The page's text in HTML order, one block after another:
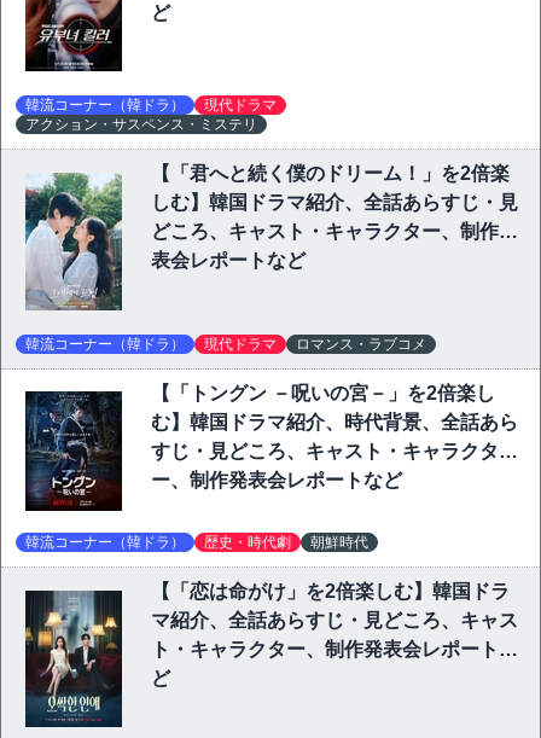
ど
韓流コーナー（韓ドラ）
現代ドラマ
アクション・サスペンス・ミステリ
【「君へと続く僕のドリーム！」を2倍楽
しむ】韓国ドラマ紹介、全話あらすじ・見
どころ、キャスト・キャラクター、制作発
表会レポートなど
韓流コーナー（韓ドラ） 現代ドラマ ロマンス・ラブコメ
【「トングン －呪いの宮－」を2倍楽し
む】韓国ドラマ紹介、時代背景、全話あら
すじ・見どころ、キャスト・キャラクタ
ー、制作発表会レポートなど
韓流コーナー（韓ドラ） 歴史・時代劇 朝鮮時代
【「恋は命がけ」を2倍楽しむ】韓国ドラ
マ紹介、全話あらすじ・見どころ、キャス
ト・キャラクター、制作発表会レポートな
ど